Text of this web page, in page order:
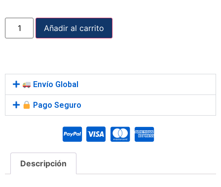
Añadir al carrito
Envío Global
Pago Seguro
Descripción